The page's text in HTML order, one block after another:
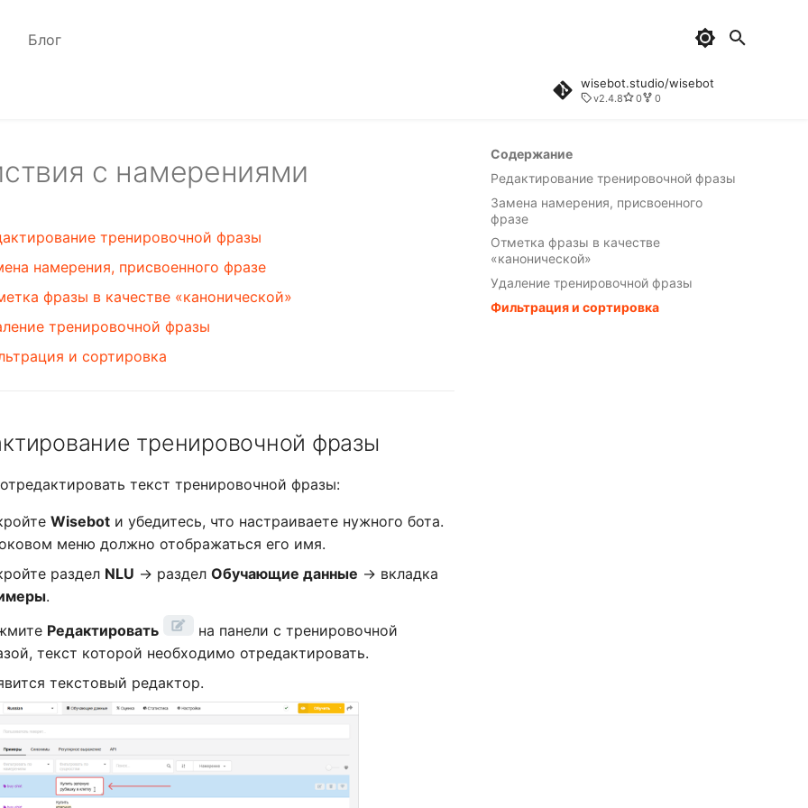
Блог
wisebot.studio/wisebot
v2.4.8 0 0
Содержание
Редактирование тренировочной фразы
Замена намерения, присвоенного
фразе
Отметка фразы в качестве
«канонической»
Удаление тренировочной фразы
Фильтрация и сортировка
с намерениями
тренировочной фразы
намерения, присвоенного фразе
фразы в качестве «канонической»
тренировочной фразы
и сортировка
тренировочной фразы
текст тренировочной фразы:
Wisebot и убедитесь, что настраиваете нужного бота.
меню должно отображаться его имя.
раздел NLU → раздел Обучающие данные → вкладка
.
Редактировать
на панели с тренировочной
текст которой необходимо отредактировать.
текстовый редактор.